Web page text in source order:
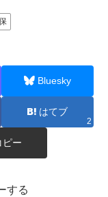
Bluesky
はてブ
2
ピー
する